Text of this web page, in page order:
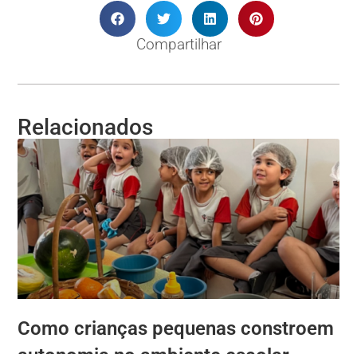
Compartilhar
Relacionados
Como crianças pequenas constroem